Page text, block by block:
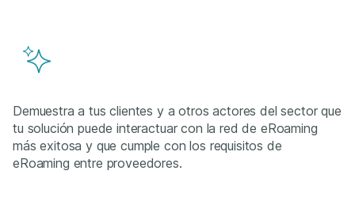
Demuestra a tus clientes y a otros actores del sector que
tu solución puede interactuar con la red de eRoaming
más exitosa y que cumple con los requisitos de
eRoaming entre proveedores.